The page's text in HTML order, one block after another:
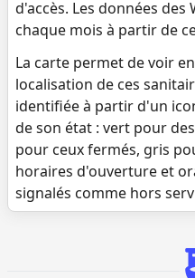
d'accès. Les données
chaque mois à partir de
La carte permet de voir
localisation de ces
identifiée à partir d'un
de son état : vert pour
pour ceux fermés, gris
horaires d'ouverture et
signalés comme hors